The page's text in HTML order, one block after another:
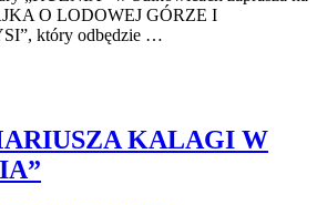
O LODOWEJ GÓRZE I
który odbędzie …
KALAGI W